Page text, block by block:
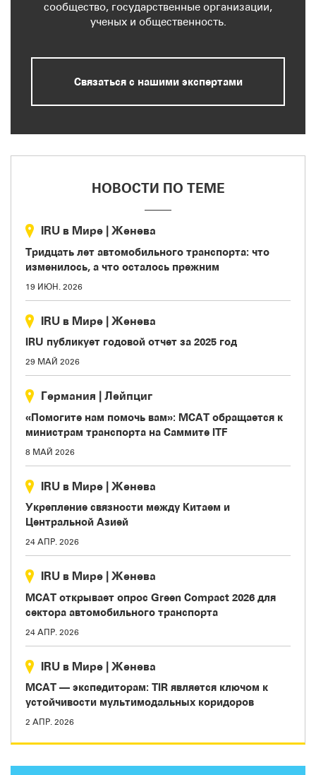
сообщество, государственные организации,
ученых и общественность.
Связаться с нашими экспертами
НОВОСТИ ПО ТЕМЕ
IRU в Мире | Женева
Тридцать лет автомобильного транспорта: что
изменилось, а что осталось прежним
19 ИЮН. 2026
IRU в Мире | Женева
IRU публикует годовой отчет за 2025 год
29 МАЙ 2026
Германия | Лейпциг
«Помогите нам помочь вам»: МСАТ обращается к
министрам транспорта на Саммите ITF
8 МАЙ 2026
IRU в Мире | Женева
Укрепление связности между Китаем и
Центральной Азией
24 АПР. 2026
IRU в Мире | Женева
МСАТ открывает опрос Green Compact 2026 для
сектора автомобильного транспорта
24 АПР. 2026
IRU в Мире | Женева
МСАТ — экспедиторам: TIR является ключом к
устойчивости мультимодальных коридоров
2 АПР. 2026